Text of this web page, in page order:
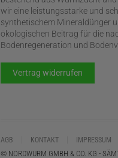
wir eine leistungsstarke und
synthetischem Mineraldünger
ökologischen Beitrag für die
Bodenregeneration und
Vertrag widerrufen
AGB KONTAKT IMPRESSUM
© NORDWURM GMBH & CO. KG -